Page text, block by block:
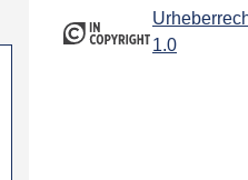
1.0